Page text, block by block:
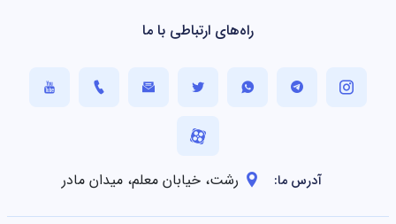
راه‌های ارتباطی با ما
آدرس ما: رشت، خیابان معلم، میدان مادر